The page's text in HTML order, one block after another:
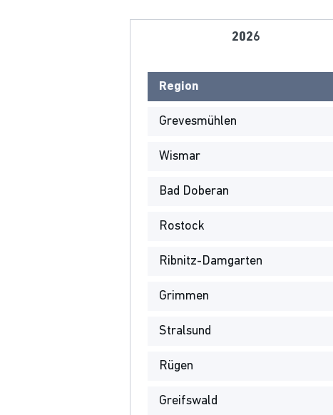
2026
Region
Grevesmühlen
Wismar
Bad Doberan
Rostock
Ribnitz-Damgarten
Grimmen
Stralsund
Rügen
Greifswald